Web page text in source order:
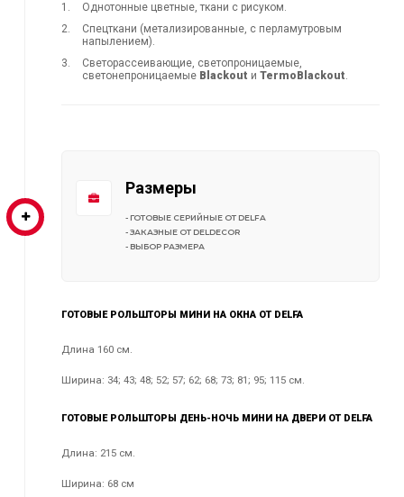
Однотонные цветные, ткани с рисуком.
Спецткани (метализированные, с перламутровым
напылением).
Светорассеивающие, светопроницаемые,
светонепроницаемые Blackout иTermoBlackout.
Размеры
- ГОТОВЫЕ СЕРИЙНЫЕ ОТ DELFA
- ЗАКАЗНЫЕ ОТ DELDECOR
- ВЫБОР РАЗМЕРА
ГОТОВЫЕ РОЛЬШТОРЫ МИНИ НА ОКНА ОТ DELFA
Длина 160 см.
Ширина: 34; 43; 48; 52; 57; 62; 68; 73; 81; 95; 115 см.
ГОТОВЫЕ РОЛЬШТОРЫ ДЕНЬ-НОЧЬ МИНИ НА ДВЕРИ ОТ DELFA
Длина: 215 см.
Ширина: 68 см